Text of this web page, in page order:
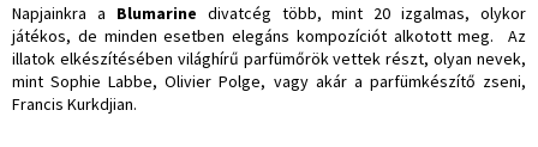
Napjainkra a Blumarine divatcég több, mint 20 izgalmas, olykor
játékos, de minden esetben elegáns kompozíciót alkotott meg. Az
illatok elkészítésében világhírű parfümőrök vettek részt, olyan nevek,
mint Sophie Labbe, Olivier Polge, vagy akár a parfümkészítő zseni,
Francis Kurkdjian.